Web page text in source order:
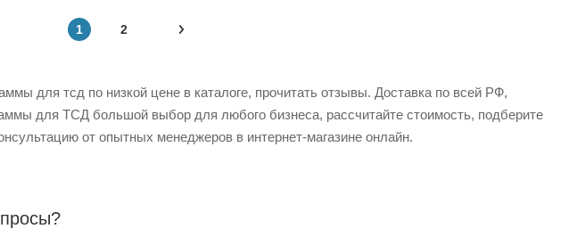
1 2
для тсд по низкой цене в каталоге, прочитать отзывы. Доставка по всей РФ,
для ТСД большой выбор для любого бизнеса, рассчитайте стоимость, подберите
от опытных менеджеров в интернет-магазине онлайн.